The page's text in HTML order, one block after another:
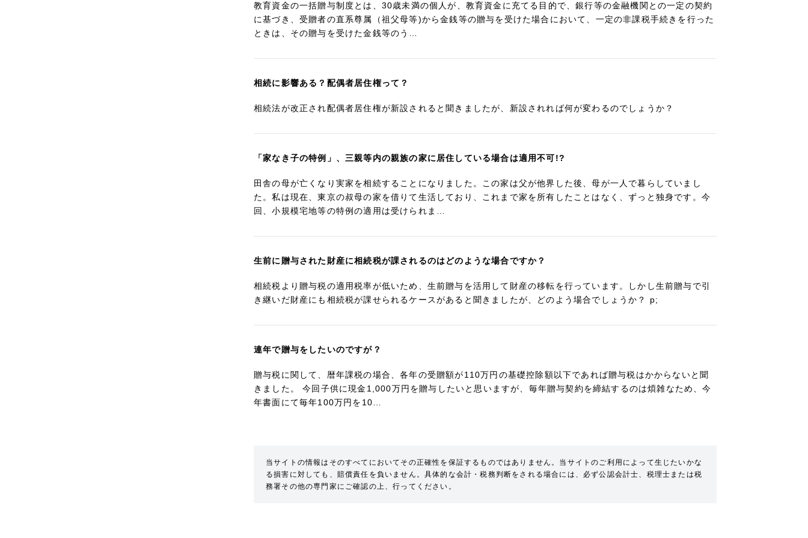
教育資金の一括贈与制度とは、30歳未満の個人が、教育資金に充てる目的で、銀行等の金融機関との一定の契約
に基づき、受贈者の直系尊属（祖父母等)から金銭等の贈与を受けた場合において、一定の非課税手続きを行った
ときは、その贈与を受けた金銭等のう…
相続に影響ある？配偶者居住権って？
相続法が改正され配偶者居住権が新設されると聞きましたが、新設されれば何が変わるのでしょうか？
「家なき子の特例」、三親等内の親族の家に居住している場合は適用不可!?
田舎の母が亡くなり実家を相続することになりました。この家は父が他界した後、母が一人で暮らしていまし
た。私は現在、東京の叔母の家を借りて生活しており、これまで家を所有したことはなく、ずっと独身です。今
回、小規模宅地等の特例の適用は受けられま…
生前に贈与された財産に相続税が課されるのはどのような場合ですか？
相続税より贈与税の適用税率が低いため、生前贈与を活用して財産の移転を行っています。しかし生前贈与で引
き継いだ財産にも相続税が課せられるケースがあると聞きましたが、どのよう場合でしょうか？ p;
連年で贈与をしたいのですが？
贈与税に関して、暦年課税の場合、各年の受贈額が110万円の基礎控除額以下であれば贈与税はかからないと聞
きました。 今回子供に現金1,000万円を贈与したいと思いますが、毎年贈与契約を締結するのは煩雑なため、今
年書面にて毎年100万円を10…
当サイトの情報はそのすべてにおいてその正確性を保証するものではありません。当サイトのご利用によって生じたいかな
る損害に対しても、賠償責任を負いません。具体的な会計・税務判断をされる場合には、必ず公認会計士、税理士または税
務署その他の専門家にご確認の上、行ってください。